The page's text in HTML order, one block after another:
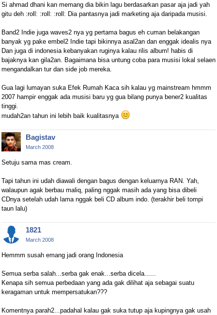
Si ahmad dhani kan memang dia bikin lagu berdasarkan pasar aja jadi yah
gitu deh :roll: :roll: :roll: Dia pantasnya jadi marketing aja daripada musisi.
Band2 Indie juga waves2 nya yg pertama bagus eh cuman belakangan
banyak yg pake embel2 Indie tapi bikinnya asal2an dan enggak idealis nya
Dan juga di indonesia kebanyakan ruginya kalau rilis album! habis di
bajaknya kan gila2an. Bagaimana bisa untung coba para musisi lokal selaen
mengandalkan tur dan side job mereka.
Gua lagi lumayan suka Efek Rumah Kaca sih kalau yg mainstream hmmm
2007 hampir enggak ada musisi baru yg gua bilang punya bener2 kualitas
tinggi.
mudah2an tahun ini lebih baik kualitasnya
Bagistav
March 2008
Setuju sama mas cream.
Tapi tahun ini udah diawali dengan bagus dengan keluarnya RAN. Yah,
walaupun agak berbau maliq, paling nggak masih ada yang bisa dibeli
CDnya setelah udah lama nggak beli CD album indo. (terakhir beli tompi
taun lalu)
1821
March 2008
Hemmm susah emang jadi orang Indonesia
Semua serba salah...serba gak enak...serba dicela......
Kenapa sih semua perbedaan yang ada gak dilihat aja sebagai suatu
keragaman untuk mempersatukan???
Komentnya parah2...padahal kalau gak suka tutup aja kupingnya gak usah